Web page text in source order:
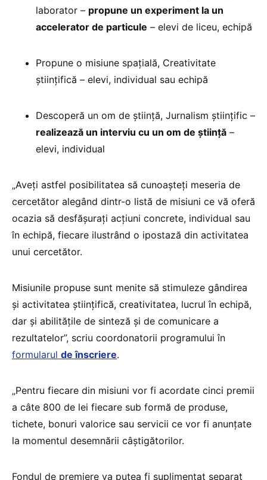
laborator – propune un experiment la un
accelerator de particule – elevi de liceu, echipă
Propune o misiune spațială, Creativitate
științifică – elevi, individual sau echipă
Descoperă un om de știință, Jurnalism științific –
realizează un interviu cu un om de știință –
elevi, individual
„Aveți astfel posibilitatea să cunoașteți meseria de
cercetător alegând dintr-o listă de misiuni ce vă oferă
ocazia să desfășurați acțiuni concrete, individual sau
în echipă, fiecare ilustrând o ipostază din activitatea
unui cercetător.
Misiunile propuse sunt menite să stimuleze gândirea
și activitatea științifică, creativitatea, lucrul în echipă,
dar și abilitățile de sinteză și de comunicare a
rezultatelor”, scriu coordonatorii programului în
formularul de înscriere.
„Pentru fiecare din misiuni vor fi acordate cinci premii
a câte 800 de lei fiecare sub formă de produse,
tichete, bonuri valorice sau servicii ce vor fi anunțate
la momentul desemnării câștigătorilor.
Fondul de premiere va putea fi suplimentat separat